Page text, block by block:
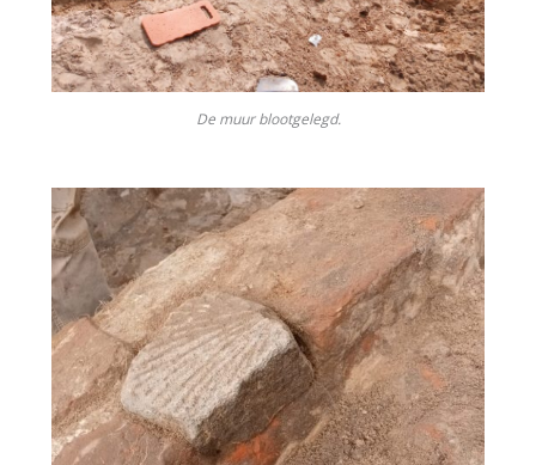
De muur blootgelegd.